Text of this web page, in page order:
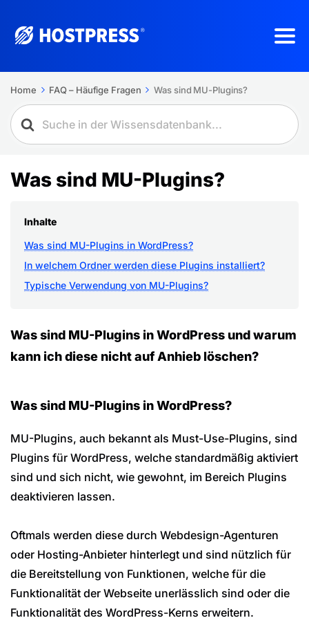
Home FAQ – Häufige Fragen Was sind MU-Plugins?
Was sind MU-Plugins?
Inhalte
Was sind MU-Plugins in WordPress?
In welchem Ordner werden diese Plugins installiert?
Typische Verwendung von MU-Plugins?
Was sind MU-Plugins in WordPress und warum
kann ich diese nicht auf Anhieb löschen?
Was sind MU-Plugins in WordPress?
MU-Plugins, auch bekannt als Must-Use-Plugins, sind
Plugins für WordPress, welche standardmäßig aktiviert
sind und sich nicht, wie gewohnt, im Bereich Plugins
deaktivieren lassen.
Oftmals werden diese durch Webdesign-Agenturen
oder Hosting-Anbieter hinterlegt und sind nützlich für
die Bereitstellung von Funktionen, welche für die
Funktionalität der Webseite unerlässlich sind oder die
Funktionalität des WordPress-Kerns erweitern.